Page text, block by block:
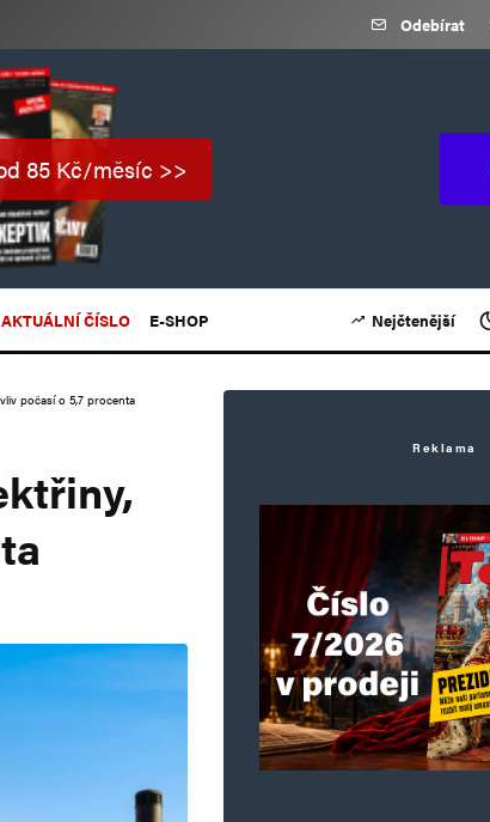
Odebírat
85 Kč/měsíc >>
AKTUÁLNÍ ČÍSLO E-SHOP Nejčtenější
počasí o 5,7 procenta
Reklama